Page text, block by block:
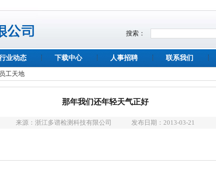
搜索：
业动态 下载中心 人事招聘 联系我们
员工天地
那年我们还年轻天气正好
来源： 浙江多谱检测科技有限公司 发布日期：2013-03-21